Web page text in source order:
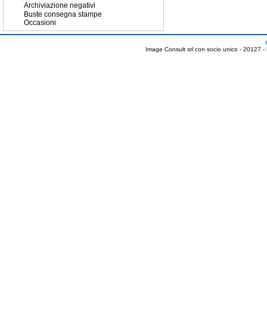
Archiviazione negativi
Buste consegna stampe
Occasioni
Image Consult srl con socio unico - 20127